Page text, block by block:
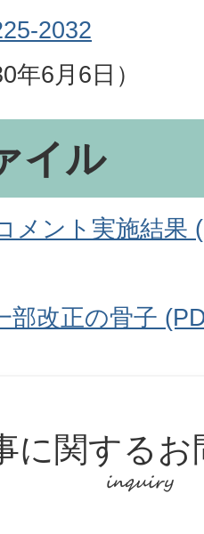
2032
年6月6日）
イル
メント実施結果
部改正の骨子
に関するお